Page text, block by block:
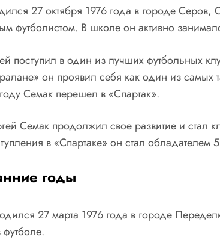
27 октября 1976 года в городе Серов,
футболистом. В школе он активно
поступил в один из лучших футбольных
он проявил себя как один из
Семак перешел в «Спартак».
Семак продолжил свое развитие и
в «Спартаке» он стал обладателем
годы
27 марта 1976 года в городе
футболе.